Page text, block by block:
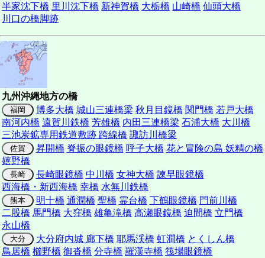
半家沈下橋 里川沈下橋 新神賀橋 大栃橋 山崎橋 仙頭大橋
川口の橋脚跡
九州沖縄地方の橋
福岡 博多大橋 城山三連橋梁 秋月目鏡橋 関門橋 若戸大橋
南河内橋 遠賀川鉄橋 芳雄橋 内田三連橋梁 石浦大橋 大川橋
三池炭鉱専用鉄道敷跡 跨線橋 諏訪川橋梁
佐賀 昇開橋 脊振の眼鏡橋 呼子大橋 花と冒険の島 妖精の橋
嬉野橋
長崎 長崎眼鏡橋 中川橋 女神大橋 諫早眼鏡橋
西海橋・新西海橋 幸橋 水無川鉄橋
熊本 明十橋 通潤橋 聖橋 霊台橋 下鶴眼鏡橋 門前川橋
二股橋 馬門橋 大窪橋 雄亀滝橋 高瀬眼鏡橋 迫間橋 立門橋
永山橋
大分 大分府内城 廊下橋 耶馬渓橋 虹澗橋 とくしん橋
鳥居橋 櫛野橋 御沓橋 分寺橋 羅漢寺橋 筏場眼鏡橋